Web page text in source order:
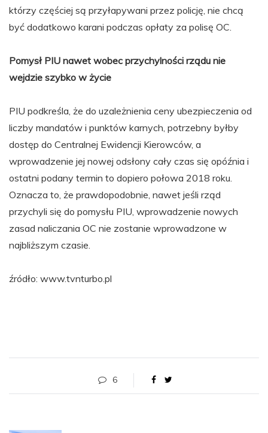
którzy częściej są przyłapywani przez policję, nie chcą
być dodatkowo karani podczas opłaty za polisę OC.
Pomysł PIU nawet wobec przychylności rządu nie
wejdzie szybko w życie
PIU podkreśla, że do uzależnienia ceny ubezpieczenia od
liczby mandatów i punktów karnych, potrzebny byłby
dostęp do Centralnej Ewidencji Kierowców, a
wprowadzenie jej nowej odsłony cały czas się opóźnia i
ostatni podany termin to dopiero połowa 2018 roku.
Oznacza to, że prawdopodobnie, nawet jeśli rząd
przychyli się do pomysłu PIU, wprowadzenie nowych
zasad naliczania OC nie zostanie wprowadzone w
najbliższym czasie.
źródło: www.tvnturbo.pl
6